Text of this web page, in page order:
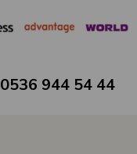
0536 944 54 44